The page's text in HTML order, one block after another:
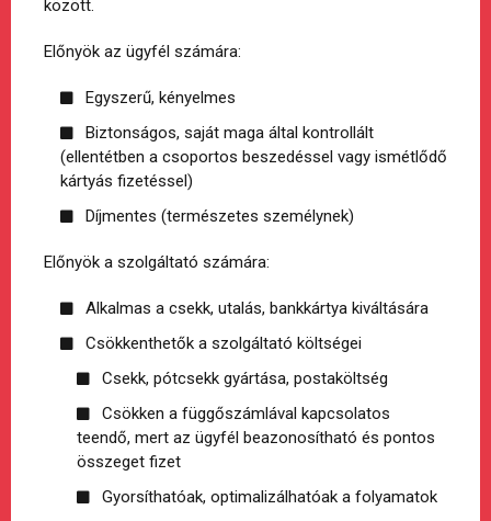
között.
Előnyök az ügyfél számára:
Egyszerű, kényelmes
Biztonságos, saját maga által kontrollált
(ellentétben a csoportos beszedéssel vagy ismétlődő
kártyás fizetéssel)
Díjmentes (természetes személynek)
Előnyök a szolgáltató számára:
Alkalmas a csekk, utalás, bankkártya kiváltására
Csökkenthetők a szolgáltató költségei
Csekk, pótcsekk gyártása, postaköltség
Csökken a függőszámlával kapcsolatos
teendő, mert az ügyfél beazonosítható és pontos
összeget fizet
Gyorsíthatóak, optimalizálhatóak a folyamatok